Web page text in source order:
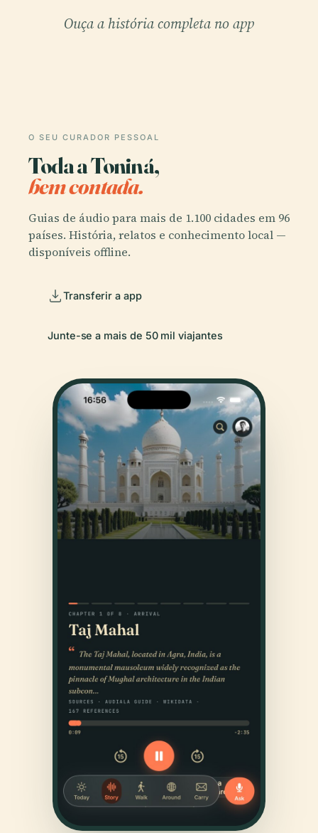
Ouça a história completa no app
O SEU CURADOR PESSOAL
Toda a Toniná,
bem contada.
Guias de áudio para mais de 1.100 cidades em 96
países. História, relatos e conhecimento local —
disponíveis offline.
Transferir a app
Junte-se a mais de 50 mil viajantes